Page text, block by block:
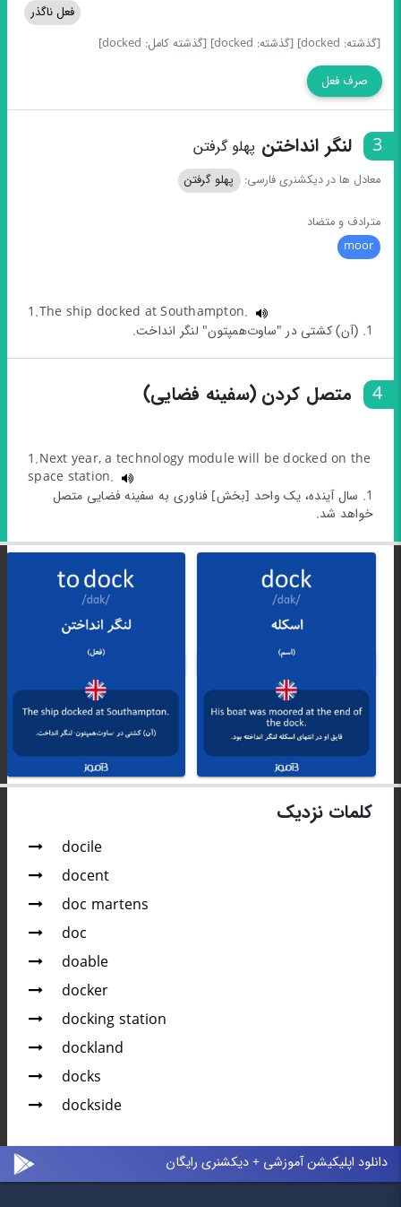
فعل ناگذر
[گذشته: docked]
[گذشته: docked] [گذشته کامل: docked]
صرف فعل
3 لنگر انداختن پهلو گرفتن
معادل ها در دیکشنری فارسی: پهلو گرفتن
مترادف و متضاد
moor
1.The ship docked at Southampton.
1. (آن) کشتی در "ساوت‌همپتون" لنگر انداخت.
4 متصل کردن (سفینه فضایی)
1.Next year, a technology module will be docked on the
space station.
1. سال آینده، یک واحد [بخش] فناوری به سفینه فضایی متصل
خواهد شد.
کلمات نزدیک
docile
docent
doc martens
doc
doable
docker
docking station
dockland
docks
dockside
دانلود اپلیکیشن آموزشی + دیکشنری رایگان